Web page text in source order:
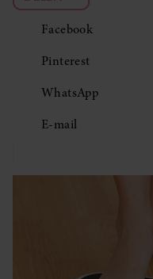
Facebook
Pinterest
WhatsApp
E-mail